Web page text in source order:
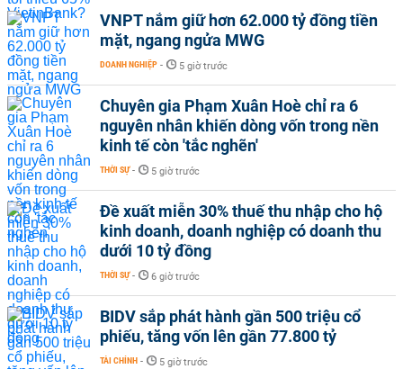
VNPT nắm giữ hơn 62.000 tỷ đồng tiền
mặt, ngang ngửa MWG
DOANH NGHIỆP - 5 giờ trước
Chuyên gia Phạm Xuân Hoè chỉ ra 6
nguyên nhân khiến dòng vốn trong nền
kinh tế còn 'tắc nghẽn'
THỜI SỰ - 5 giờ trước
Đề xuất miễn 30% thuế thu nhập cho hộ
kinh doanh, doanh nghiệp có doanh thu
dưới 10 tỷ đồng
THỜI SỰ - 6 giờ trước
BIDV sắp phát hành gần 500 triệu cổ
phiếu, tăng vốn lên gần 77.800 tỷ
TÀI CHÍNH - 5 giờ trước